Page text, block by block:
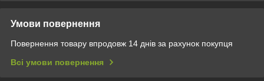
Умови повернення
Повернення товару впродовж 14 днів за рахунок покупця
Всі умови повернення